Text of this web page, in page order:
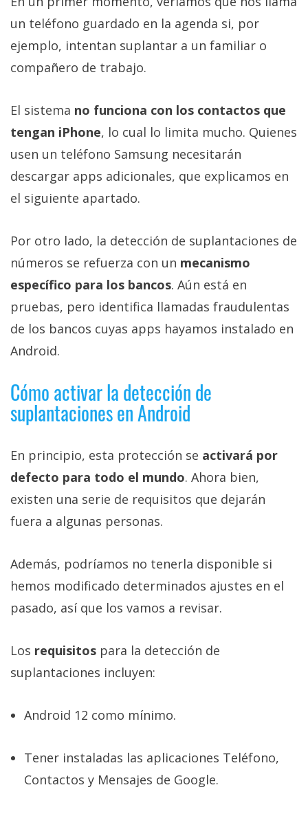
un teléfono guardado en la agenda si, por
ejemplo, intentan suplantar a un familiar o
compañero de trabajo.
El sistema no funciona con los contactos que
tengan iPhone, lo cual lo limita mucho. Quienes
usen un teléfono Samsung necesitarán
descargar apps adicionales, que explicamos en
el siguiente apartado.
Por otro lado, la detección de suplantaciones de
números se refuerza con un mecanismo
específico para los bancos. Aún está en
pruebas, pero identifica llamadas fraudulentas
de los bancos cuyas apps hayamos instalado en
Android.
Cómo activar la detección de
suplantaciones en Android
En principio, esta protección se activará por
defecto para todo el mundo. Ahora bien,
existen una serie de requisitos que dejarán
fuera a algunas personas.
Además, podríamos no tenerla disponible si
hemos modificado determinados ajustes en el
pasado, así que los vamos a revisar.
Los requisitos para la detección de
suplantaciones incluyen:
Android 12 como mínimo.
Tener instaladas las aplicaciones Teléfono,
Contactos y Mensajes de Google.